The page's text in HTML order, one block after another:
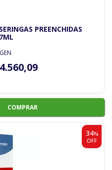
PREENCHIDAS
4.560,09
COMPRAR
34%
OFF